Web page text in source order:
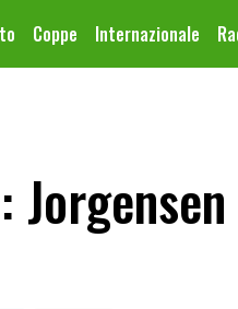
Coppe Internazionale